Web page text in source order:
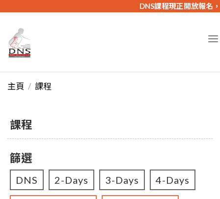
DNS課程現正開放報名，
主頁 課程
課程
篩選
DNS 2-Days 3-Days 4-Days